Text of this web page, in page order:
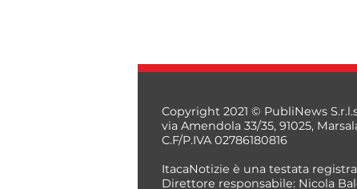
Copyright 2021 © PubliNews
via Amendola 33/35, 91025,
C.F/P.IVA 02786180816
ItacaNotizie è una testata
Direttore responsabile: Nicola